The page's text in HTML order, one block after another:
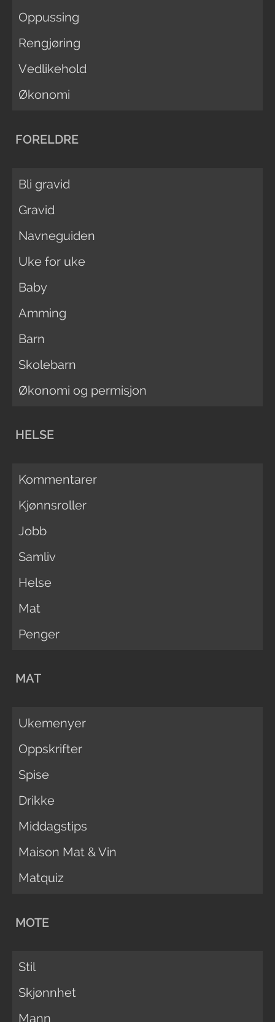
Oppussing
Rengjøring
Vedlikehold
Økonomi
FORELDRE
Bli gravid
Gravid
Navneguiden
Uke for uke
Baby
Amming
Barn
Skolebarn
Økonomi og permisjon
HELSE
Kommentarer
Kjønnsroller
Jobb
Samliv
Helse
Mat
Penger
MAT
Ukemenyer
Oppskrifter
Spise
Drikke
Middagstips
Maison Mat & Vin
Matquiz
MOTE
Stil
Skjønnhet
Mann